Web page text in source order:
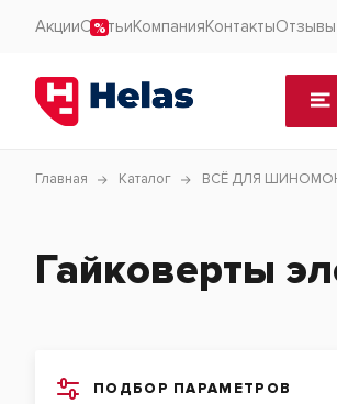
АкцииСтатьиКомпанияКонтактыОтзывы
Главная Каталог ВСЁ ДЛЯ
Гайковерты
ПОДБОР ПАРАМЕТРОВ